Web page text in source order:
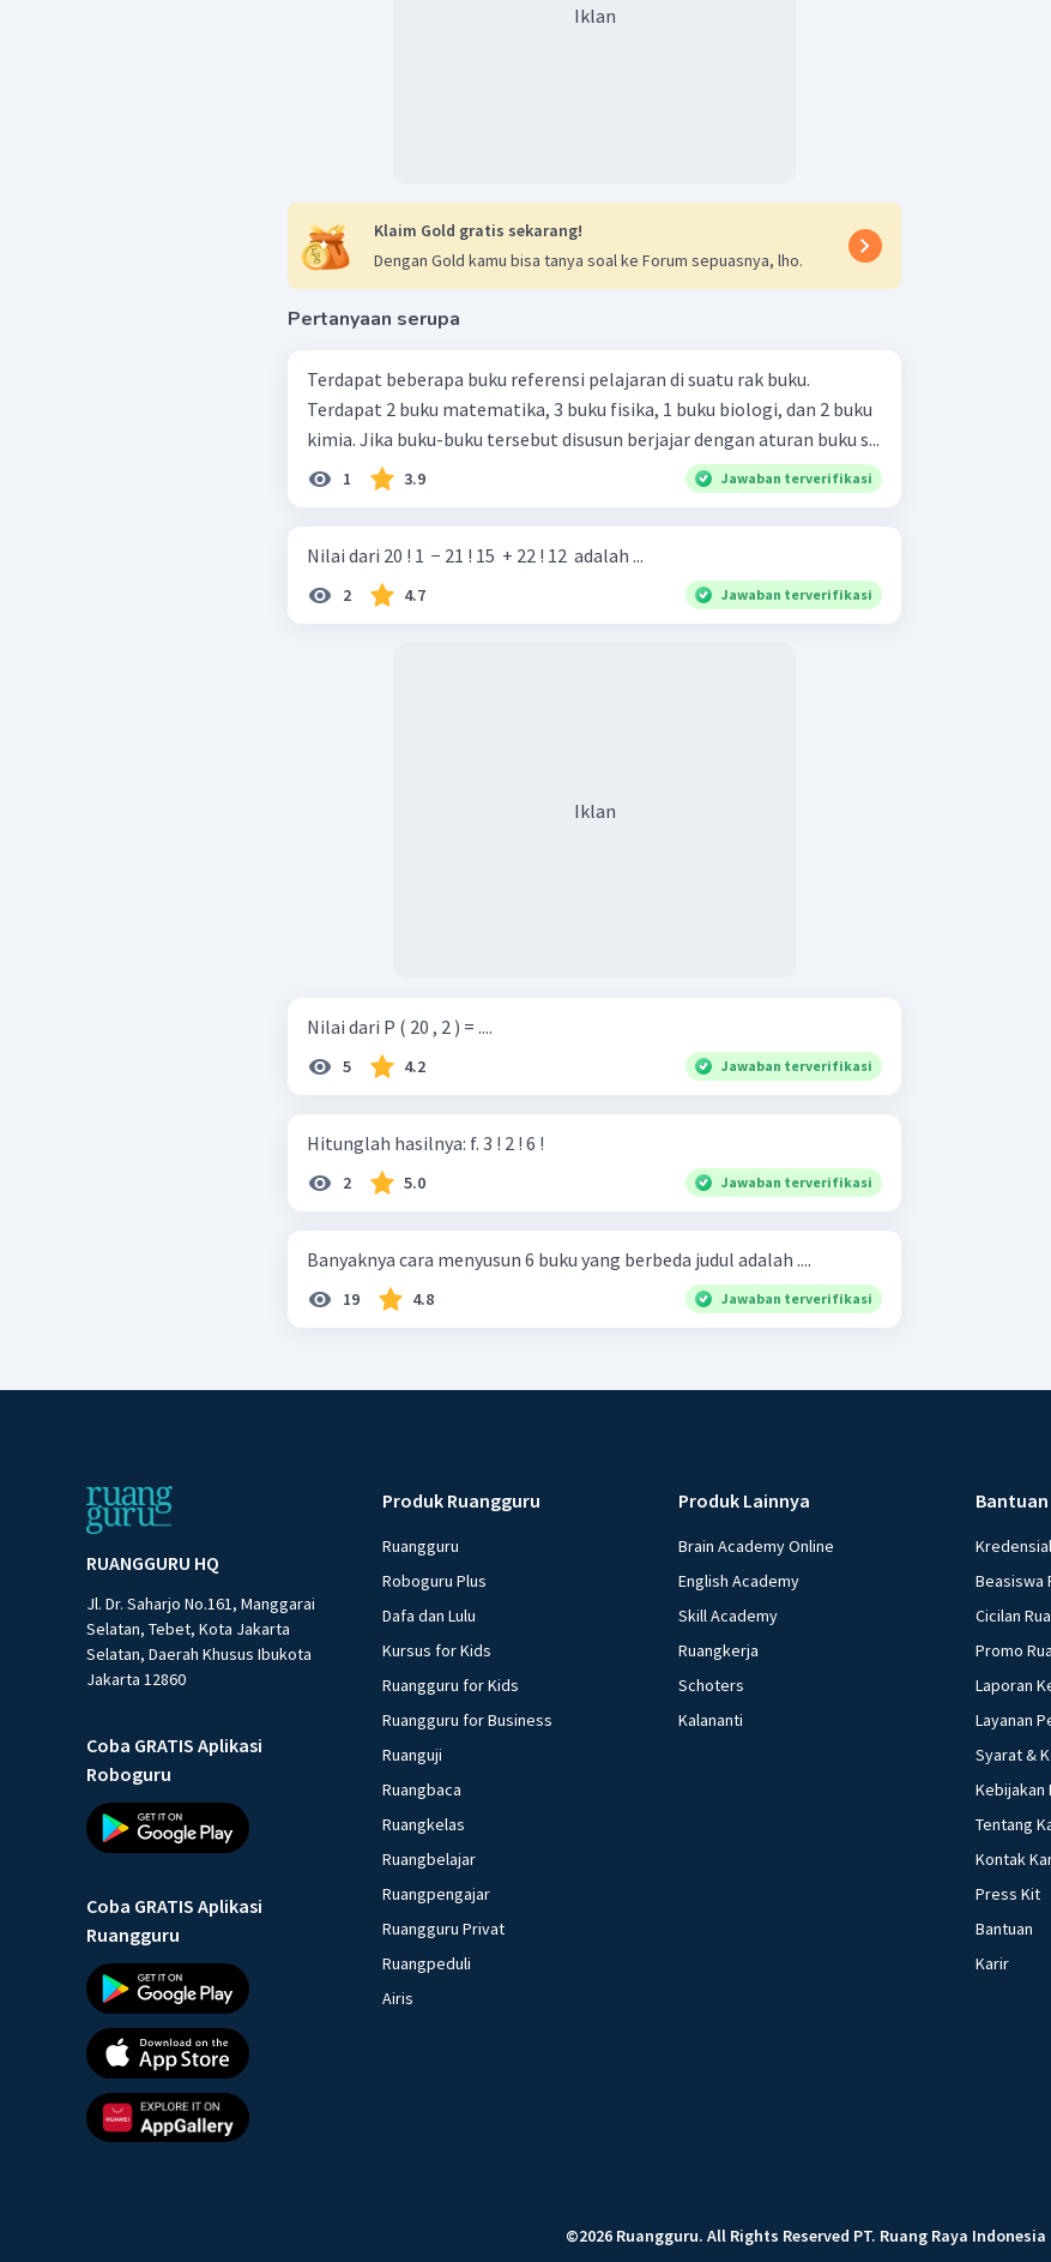
Iklan
Klaim Gold gratis sekarang!
Dengan Gold kamu bisa tanya soal ke Forum sepuasnya, lho.
Pertanyaan serupa
Terdapat beberapa buku referensi pelajaran di suatu rak buku.
Terdapat 2 buku matematika, 3 buku fisika, 1 buku biologi, dan 2 buku
kimia. Jika buku-buku tersebut disusun berjajar dengan aturan buku s...
1 3.9 Jawaban terverifikasi
Nilai dari 20 ! 1 ​ − 21 ! 15 ​ + 22 ! 12 ​ adalah ...
2 4.7 Jawaban terverifikasi
Iklan
Nilai dari P ( 20 , 2 ) = ....
5 4.2 Jawaban terverifikasi
Hitunglah hasilnya: f. 3 ! 2 ! 6 ! ​
2 5.0 Jawaban terverifikasi
Banyaknya cara menyusun 6 buku yang berbeda judul adalah ....
19 4.8 Jawaban terverifikasi
RUANGGURU HQ
Jl. Dr. Saharjo No.161, Manggarai
Selatan, Tebet, Kota Jakarta
Selatan, Daerah Khusus Ibukota
Jakarta 12860
Coba GRATIS Aplikasi
Roboguru
Coba GRATIS Aplikasi
Ruangguru
Produk Ruangguru
Ruangguru
Roboguru Plus
Dafa dan Lulu
Kursus for Kids
Ruangguru for Kids
Ruangguru for Business
Ruanguji
Ruangbaca
Ruangkelas
Ruangbelajar
Ruangpengajar
Ruangguru Privat
Ruangpeduli
Airis
Produk Lainnya
Brain Academy Online
English Academy
Skill Academy
Ruangkerja
Schoters
Kalananti
Bantuan
Beasiswa
Cicilan
Promo
Laporan
Layanan
Syarat &
Kebijakan
Tentang
Kontak
Press Kit
Bantuan
Karir
©2026 Ruangguru. All Rights Reserved PT. Ruang Raya Indonesia